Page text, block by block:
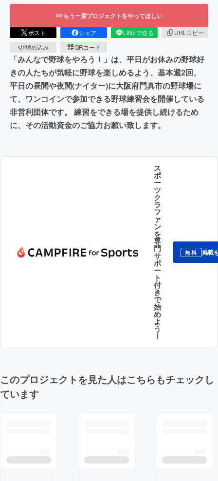
もう一度プロジェクトをやってほしい
ポスト シェア LINEで送る
URLコピー
埋め込み
QRコード
「みんなで野球をやろう！」は、平日がお休みの野球好
きの人たちが気軽に野球を楽しめるよう、基本週2回、
平日の昼間や夜間(ナイター)に大阪府門真市の野球場に
て、ワンコインで参加できる野球練習会を開催している
非営利団体です。 練習をできる場を提供し続けるため
に、その活動資金のご協力お願い致します。
ス
ポ
ー
ツ
ク
ラ
フ
ァ
ン
を
専
門
サ
ポ
ー
ト
付
き
で
始
め
よ
う
！
無料 掲載
このプロジェクトを見た人はこちらもチェックし
ています